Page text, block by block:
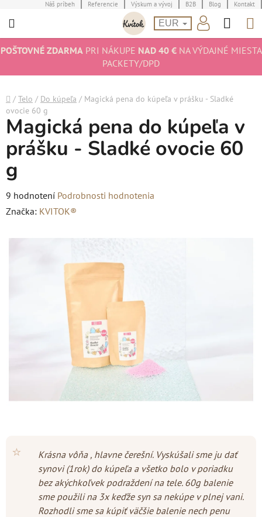
na
Náš príbeh Referencie Výskum a vývoj B2B Blog Kontakt
EUR
POŠTOVNÉ ZDARMAPRI NÁKUPE NAD 40 €NA VÝDAJNÉ MIESTA
PACKETY/DPD
Domov
/ Telo / Do kúpeľa / Magická pena do kúpeľa v prášku - Sladké
ovocie 60 g
⭐
Krásna vôňa , hlavne čerešní. Vyskúšali sme ju dať
synovi (1rok) do kúpeľa a všetko bolo v poriadku
bez akýchkoľvek podraždení na tele. 60g balenie
sme použili na 3x keďže syn sa nekúpe v plnej vani.
Rozhodli sme sa kúpiť väčšie balenie nech penu
Magická pena do kúpeľa v
prášku - Sladké ovocie 60
g
Priemerné
hodnotenie
9 hodnotení Podrobnosti hodnotenia
Značka: KVITOK®